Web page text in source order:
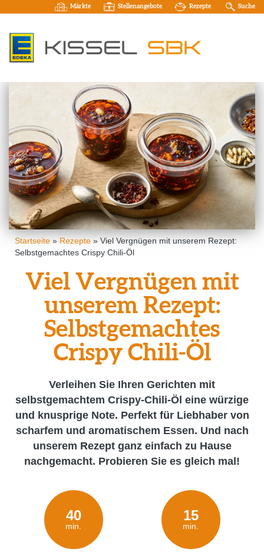
Märkte Stellenangebote Rezepte Suche
Startseite » Rezepte » Viel Vergnügen mit unserem Rezept:
Selbstgemachtes Crispy Chili-Öl
Viel Vergnügen mit
unserem Rezept:
Selbstgemachtes
Crispy Chili-Öl
Verleihen Sie Ihren Gerichten mit
selbstgemachtem Crispy-Chili-Öl eine würzige
und knusprige Note. Perfekt für Liebhaber von
scharfem und aromatischem Essen. Und nach
unserem Rezept ganz einfach zu Hause
nachgemacht. Probieren Sie es gleich mal!
40
min.
15
min.